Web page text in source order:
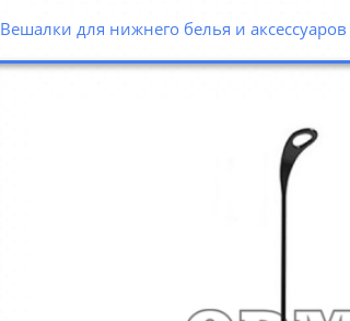
Вешалки для нижнего белья и аксессуаров